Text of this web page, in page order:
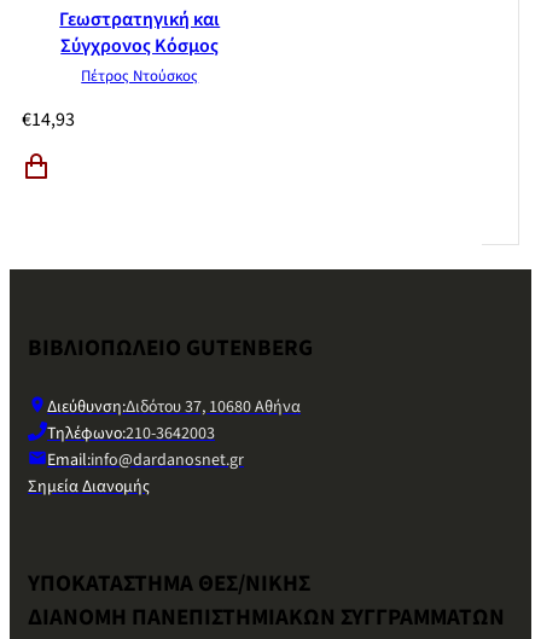
Γεωστρατηγική και
Σύγχρονος Κόσμος
Πέτρος Ντούσκος
€14,93
ΒΙΒΛΙΟΠΩΛΕΙΟ GUTENBERG
Διεύθυνση:Διδότου 37, 10680 Αθήνα
Τηλέφωνο:210-3642003
Email:info@dardanosnet.gr
Σημεία Διανομής
ΥΠΟΚΑΤΑΣΤΗΜΑ ΘΕΣ/ΝΙΚΗΣ
ΔΙΑΝΟΜΗ ΠΑΝΕΠΙΣΤΗΜΙΑΚΩΝ ΣΥΓΓΡΑΜΜΑΤΩΝ